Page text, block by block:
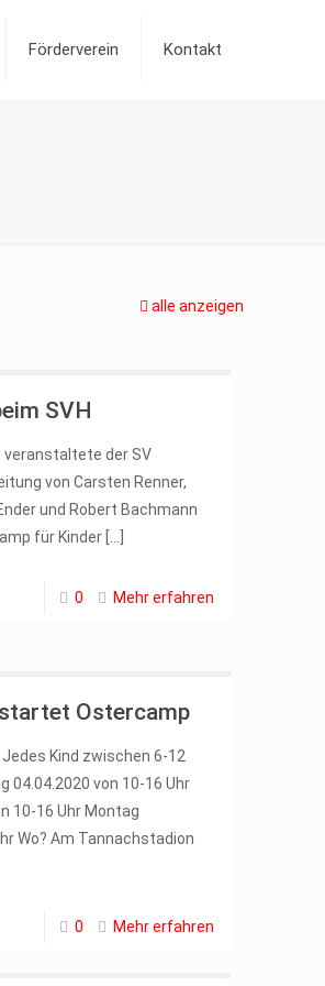
Förderverein Kontakt
alle anzeigen
SVH
veranstaltete der SV
von Carsten Renner,
und Robert Bachmann
für Kinder
0 Mehr erfahren
Ostercamp
Kind zwischen 6-12
04.04.2020 von 10-16 Uhr
10-16 Uhr Montag
Wo? Am Tannachstadion
0 Mehr erfahren